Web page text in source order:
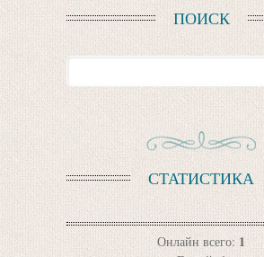
ПОИСК
СТАТИСТИКА
Онлайн всего: 1